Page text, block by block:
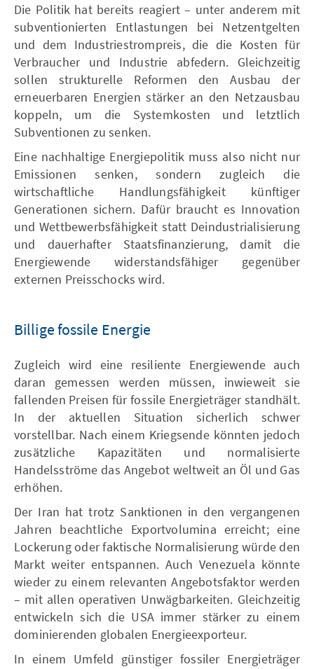
Die Politik hat bereits reagiert – unter anderem mit
subventionierten Entlastungen bei Netzentgelten
und dem Industriestrompreis, die die Kosten für
Verbraucher und Industrie abfedern. Gleichzeitig
sollen strukturelle Reformen den Ausbau der
erneuerbaren Energien stärker an den Netzausbau
koppeln, um die Systemkosten und letztlich
Subventionen zu senken.
Eine nachhaltige Energiepolitik muss also nicht nur
Emissionen senken, sondern zugleich die
wirtschaftliche Handlungsfähigkeit künftiger
Generationen sichern. Dafür braucht es Innovation
und Wettbewerbsfähigkeit statt Deindustrialisierung
und dauerhafter Staatsfinanzierung, damit die
Energiewende widerstandsfähiger gegenüber
externen Preisschocks wird.
Billige fossile Energie
Zugleich wird eine resiliente Energiewende auch
daran gemessen werden müssen, inwieweit sie
fallenden Preisen für fossile Energieträger standhält.
In der aktuellen Situation sicherlich schwer
vorstellbar. Nach einem Kriegsende könnten jedoch
zusätzliche Kapazitäten und normalisierte
Handelsströme das Angebot weltweit an Öl und Gas
erhöhen.
Der Iran hat trotz Sanktionen in den vergangenen
Jahren beachtliche Exportvolumina erreicht; eine
Lockerung oder faktische Normalisierung würde den
Markt weiter entspannen. Auch Venezuela könnte
wieder zu einem relevanten Angebotsfaktor werden
– mit allen operativen Unwägbarkeiten. Gleichzeitig
entwickeln sich die USA immer stärker zu einem
dominierenden globalen Energieexporteur.
In einem Umfeld günstiger fossiler Energieträger